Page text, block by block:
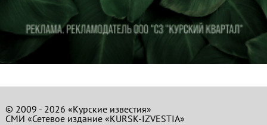
© 2009 - 2026 «Курские известия»
СМИ «Сетевое издание «KURSK-IZVESTIA»